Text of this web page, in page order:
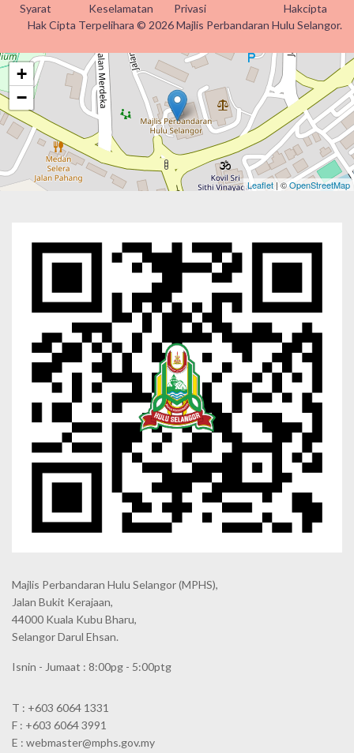
Syarat
Keselamatan
Privasi
Hakcipta
Hak Cipta Terpelihara © 2026 Majlis Perbandaran Hulu Selangor.
+
−
Leaflet | ©OpenStreetMap
Majlis Perbandaran Hulu Selangor (MPHS),
Jalan Bukit Kerajaan,
44000 Kuala Kubu Bharu,
Selangor Darul Ehsan.
Isnin - Jumaat : 8:00pg - 5:00ptg
T : +603 6064 1331
F : +603 6064 3991
E : webmaster@mphs.gov.my